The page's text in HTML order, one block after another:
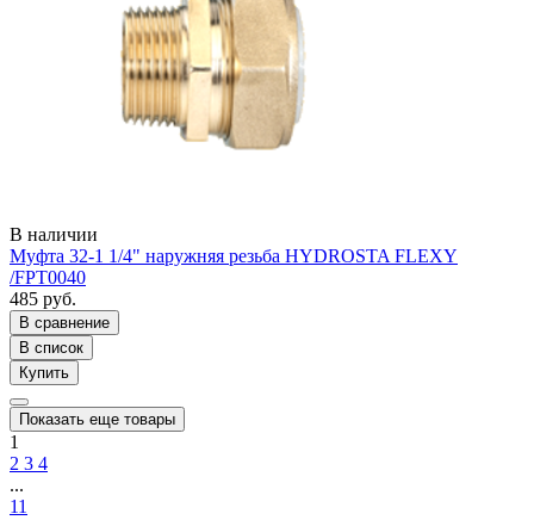
В наличии
Муфта 32-1 1/4" наружняя резьба HYDROSTA FLEXY
/FPT0040
485 руб.
В сравнение
В список
Купить
Показать еще товары
1
2 3 4
...
11